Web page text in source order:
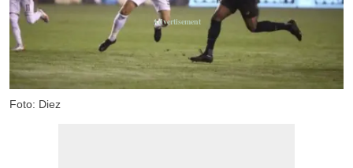
Foto: Diez